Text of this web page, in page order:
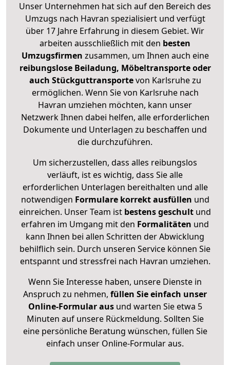
Unser Unternehmen hat sich auf den Bereich des
Umzugs nach Havran spezialisiert und verfügt
über 17 Jahre Erfahrung in diesem Gebiet. Wir
arbeiten ausschließlich mit den besten
Umzugsfirmen zusammen, um Ihnen auch eine
reibungslose Beiladung, Möbeltransporte oder
auch Stückguttransportevon Karlsruhe zu
ermöglichen. Wenn Sie von Karlsruhe nach
Havran umziehen möchten, kann unser
Netzwerk Ihnen dabei helfen, alle erforderlichen
Dokumente und Unterlagen zu beschaffen und
die durchzuführen.
Um sicherzustellen, dass alles reibungslos
verläuft, ist es wichtig, dass Sie alle
erforderlichen Unterlagen bereithalten und alle
notwendigen Formulare korrekt ausfüllen und
einreichen. Unser Team ist bestens geschult und
erfahren im Umgang mit den Formalitäten und
kann Ihnen bei allen Schritten der Abwicklung
behilflich sein. Durch unseren Service können Sie
entspannt und stressfrei nach Havran umziehen.
Wenn Sie Interesse haben, unsere Dienste in
Anspruch zu nehmen, füllen Sie einfach unser
Online-Formular ausund warten Sie etwa 5
Minuten auf unsere Rückmeldung. Sollten Sie
eine persönliche Beratung wünschen, füllen Sie
einfach unser Online-Formular aus.